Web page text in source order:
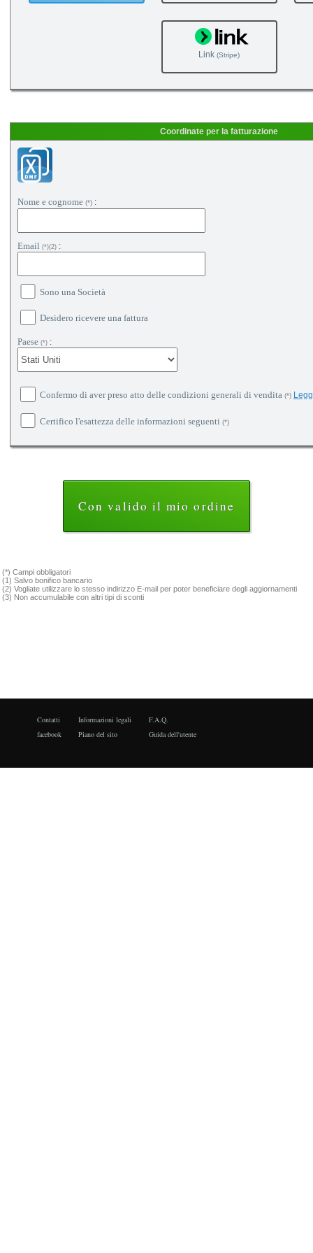
Link(Stripe)
Coordinate per la fatturazione
Nome e cognome (*) :
Email (*)(2) :
Sono una Società
Desidero ricevere una fattura
Paese (*) :
Confermo di aver preso atto delle condizioni generali di vendita (*)
Certifico l'esattezza delle informazioni seguenti (*)
(*) Campi obbligatori
(1) Salvo bonifico bancario
(2) Vogliate utilizzare lo stesso indirizzo E-mail per poter beneficiare degli aggiornamenti
(3) Non accumulabile con altri tipi di sconti
Contatti
facebook
Informazioni legali
Piano del sito
F.A.Q.
Guida dell'utente